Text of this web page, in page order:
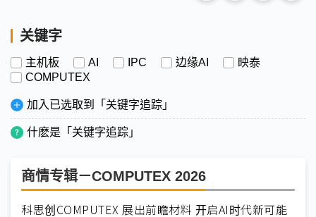
关键字
主机板 AI IPC 边缘AI
映泰
COMPUTEX
加入已选取到「关键字追踪」
什麽是「关键字追踪」
商情专辑－COMPUTEX 2026
科思创COMPUTEX 展出前瞻材料 开启AI时代新可能